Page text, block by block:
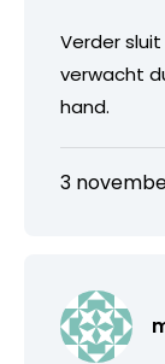
Verder sluit
verwacht
hand.
3